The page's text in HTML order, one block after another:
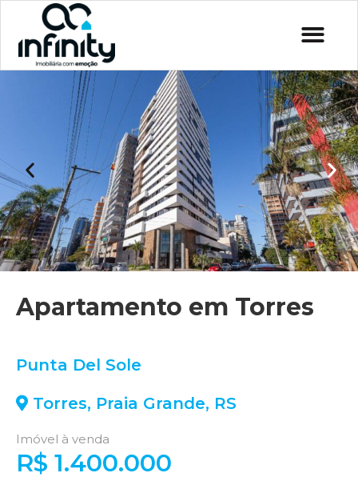
Apartamento em Torres
Punta Del Sole
Torres, Praia Grande, RS
Imóvel à venda
R$ 1.400.000